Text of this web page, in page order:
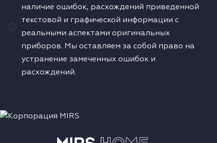
наличие ошибок, расхождений приведенной
текстовой и графической информации с
реальными аспектами оригинальных
приборов. Мы оставляем за собой право на
устранение замеченных ошибок и
расхождений.